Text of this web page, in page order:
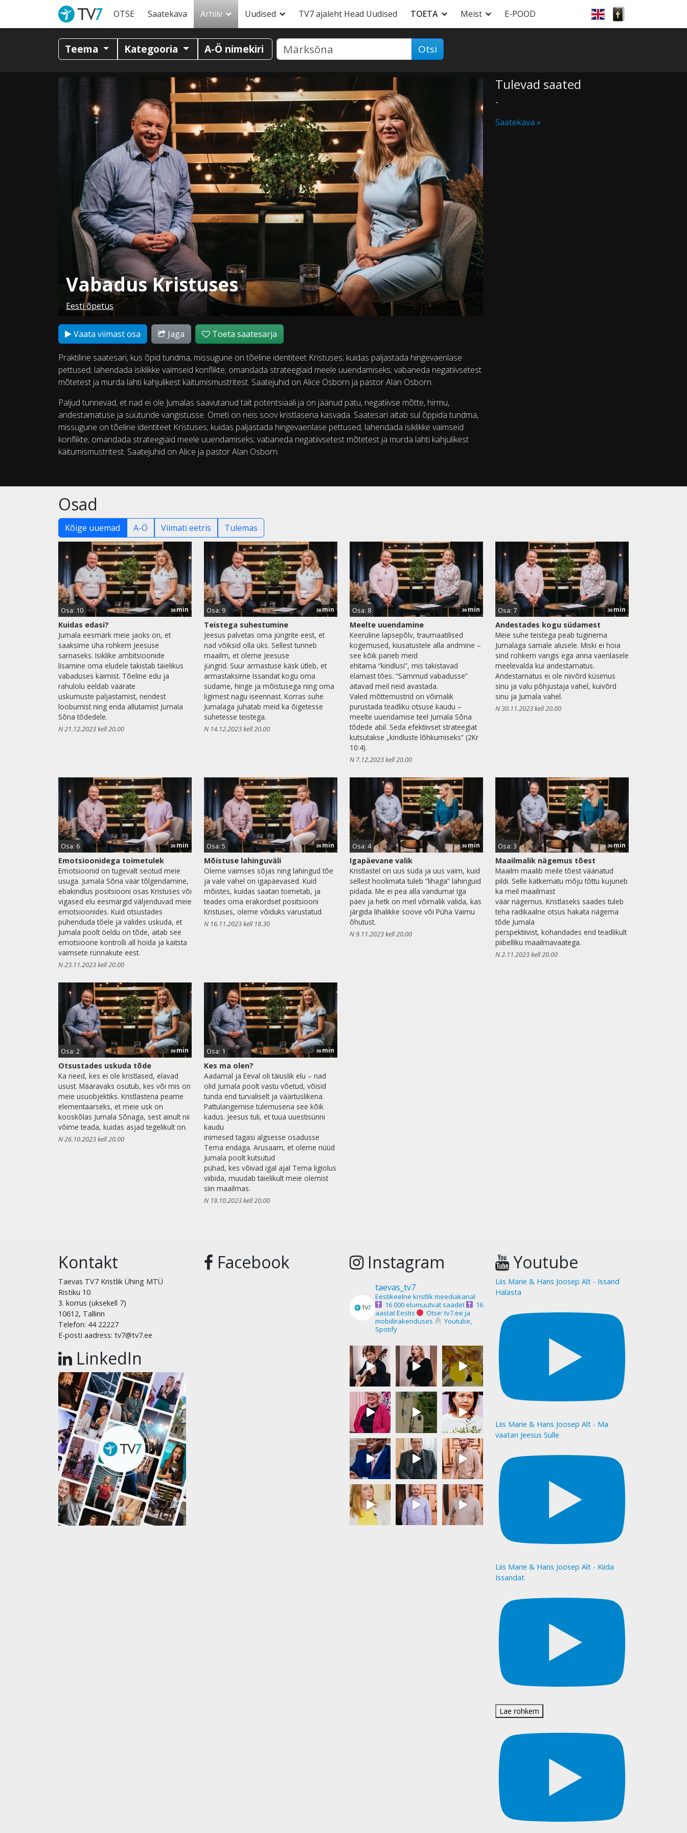
OTSE Saatekava Arhiiv Uudised TV7 ajaleht Head Uudised TOETA Meist E-POOD
Teema Kategooria A-Ö nimekiri Otsi
Vabadus Kristuses
Eesti õpetus
Vaata viimast osa Jaga Toeta saatesarja
Praktiline saatesari, kus õpid tundma, missugune on tõeline identiteet Kristuses; kuidas paljastada hingevaenlase
pettused; lahendada isiklikke vaimseid konflikte; omandada strateegiaid meele uuendamiseks; vabaneda negatiivsetest
mõtetest ja murda lahti kahjulikest käitumismustritest. Saatejuhid on Alice Osborn ja pastor Alan Osborn.
Paljud tunnevad, et nad ei ole Jumalas saavutanud täit potentsiaali ja on jäänud patu, negatiivse mõtte, hirmu,
andestamatuse ja süütunde vangistusse. Ometi on neis soov kristlasena kasvada. Saatesari aitab sul õppida tundma,
missugune on tõeline identiteet Kristuses; kuidas paljastada hingevaenlase pettused; lahendada isiklikke vaimseid
konflikte; omandada strateegiaid meele uuendamiseks; vabaneda negatiivsetest mõtetest ja murda lahti kahjulikest
käitumismustritest. Saatejuhid on Alice ja pastor Alan Osborn.
Tulevad saated
-
Saatekava »
Osad
Kõige uuemad A-Ö Viimati eetris Tulemas
Osa: 10 30min
Kuidas edasi?
Jumala eesmärk meie jaoks on, et
saaksime üha rohkem Jeesuse
sarnaseks. Isiklike ambitsioonide
lisamine oma eludele takistab täielikus
vabaduses käimist. Tõeline edu ja
rahulolu eeldab väärate
uskumuste paljastamist, nendest
loobumist ning enda allutamist Jumala
Sõna tõdedele.
N 21.12.2023 kell 20.00
Osa: 9 30min
Teistega suhestumine
Jeesus palvetas oma jüngrite eest, et
nad võiksid olla üks. Sellest tunneb
maailm, et oleme Jeesuse
jüngrid. Suur armastuse käsk ütleb, et
armastaksime Issandat kogu oma
südame, hinge ja mõistusega ning oma
ligimest nagu iseennast. Korras suhe
Jumalaga juhatab meid ka õigetesse
suhetesse teistega.
N 14.12.2023 kell 20.00
Osa: 8 30min
Meelte uuendamine
Keeruline lapsepõlv, traumaatilised
kogemused, kiusatustele alla andmine –
see kõik paneb meid
ehitama “kindlusi”, mis takistavad
elamast tões. “Sammud vabadusse”
aitavad meil neid avastada.
Valed mõttemustrid on võimalik
purustada teadliku otsuse kaudu –
meelte uuendamise teel Jumala Sõna
tõdede abil. Seda efektiivset strateegiat
kutsutakse „kindluste lõhkumiseks“ (2Kr
10:4).
N 7.12.2023 kell 20.00
Osa: 7 30min
Andestades kogu südamest
Meie suhe teistega peab tuginema
Jumalaga samale alusele. Miski ei hoia
sind rohkem vangis ega anna vaenlasele
meelevalda kui andestamatus.
Andestamatus ei ole niivõrd küsimus
sinu ja valu põhjustaja vahel, kuivõrd
sinu ja Jumala vahel.
N 30.11.2023 kell 20.00
Osa: 6 30min
Emotsioonidega toimetulek
Emotsioonid on tugevalt seotud meie
usuga. Jumala Sõna väär tõlgendamine,
ebakindlus positsiooni osas Kristuses või
vigased elu eesmärgid väljenduvad meie
emotsioonides. Kuid otsustades
pühenduda tõele ja valides uskuda, et
Jumala poolt öeldu on tõde, aitab see
emotsioone kontrolli all hoida ja kaitsta
vaimsete rünnakute eest.
N 23.11.2023 kell 20.00
Osa: 5 30min
Mõistuse lahinguväli
Oleme vaimses sõjas ning lahingud tõe
ja vale vahel on igapäevased. Kuid
mõistes, kuidas saatan toimetab, ja
teades oma erakordset positsiooni
Kristuses, oleme võiduks varustatud.
N 16.11.2023 kell 18.30
Osa: 4 30 min
Igapäevane valik
Kristlastel on uus süda ja uus vaim, kuid
sellest hoolimata tuleb “lihaga” lahinguid
pidada. Me ei pea alla vanduma! Iga
päev ja hetk on meil võimalik valida, kas
järgida lihalikke soove või Püha Vaimu
õhutust.
N 9.11.2023 kell 20.00
Osa: 3 30 min
Maailmalik nägemus tõest
Maailm maalib meile tõest väänatud
pildi. Selle katkematu mõju tõttu kujuneb
ka meil maailmast
väär nägemus. Kristlaseks saades tuleb
teha radikaalne otsus hakata nägema
tõde Jumala
perspektiivist, kohandades end teadlikult
piibelliku maailmavaatega.
N 2.11.2023 kell 20.00
Osa: 2 30min
Otsustades uskuda tõde
Ka need, kes ei ole kristlased, elavad
usust. Määravaks osutub, kes või mis on
meie usuobjektiks. Kristlastena peame
elementaarseks, et meie usk on
kooskõlas Jumala Sõnaga, sest ainult nii
võime teada, kuidas asjad tegelikult on.
N 26.10.2023 kell 20.00
Osa: 1 30min
Kes ma olen?
Aadamal ja Eeval oli täiuslik elu – nad
olid Jumala poolt vastu võetud, võisid
tunda end turvaliselt ja väärtuslikena.
Pattulangemise tulemusena see kõik
kadus. Jeesus tuli, et tuua uuestisünni
kaudu
inimesed tagasi algsesse osadusse
Tema endaga. Arusaam, et oleme nüüd
Jumala poolt kutsutud
pühad, kes võivad igal ajal Tema ligiolus
viibida, muudab täielikult meie olemist
siin maailmas.
N 19.10.2023 kell 20.00
Kontakt
Taevas TV7 Kristlik Ühing MTÜ
Ristiku 10
3. korrus (uksekell 7)
10612, Tallinn
Telefon: 44 22227
E-posti aadress: tv7@tv7.ee
LinkedIn
Facebook Instagram
taevas_tv7
Eestikeelne kristlik meediakanal
16 000 elumuutvat saadet
16
aastat Eestis
Otse: tv7.ee ja
mobiilirakenduses
Youtube,
Spotify
Youtube
Liis Marie & Hans Joosep Alt - Issand
Halasta
Liis Marie & Hans Joosep Alt - Ma
vaatan Jeesus Sulle
Liis Marie & Hans Joosep Alt - Kiida
Issandat
Lae rohkem